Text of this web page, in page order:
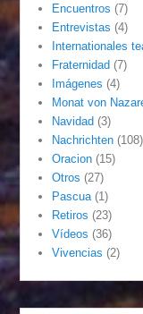
Encuentros (7)
Entrevistas (4)
Internationales
Fraternidad (7)
Imágenes (4)
Monat von
Navidad (3)
Nachrichten (108)
Oracion (15)
Otros (27)
Pascua (1)
Retiros (23)
Vídeos (36)
Vivencias (2)